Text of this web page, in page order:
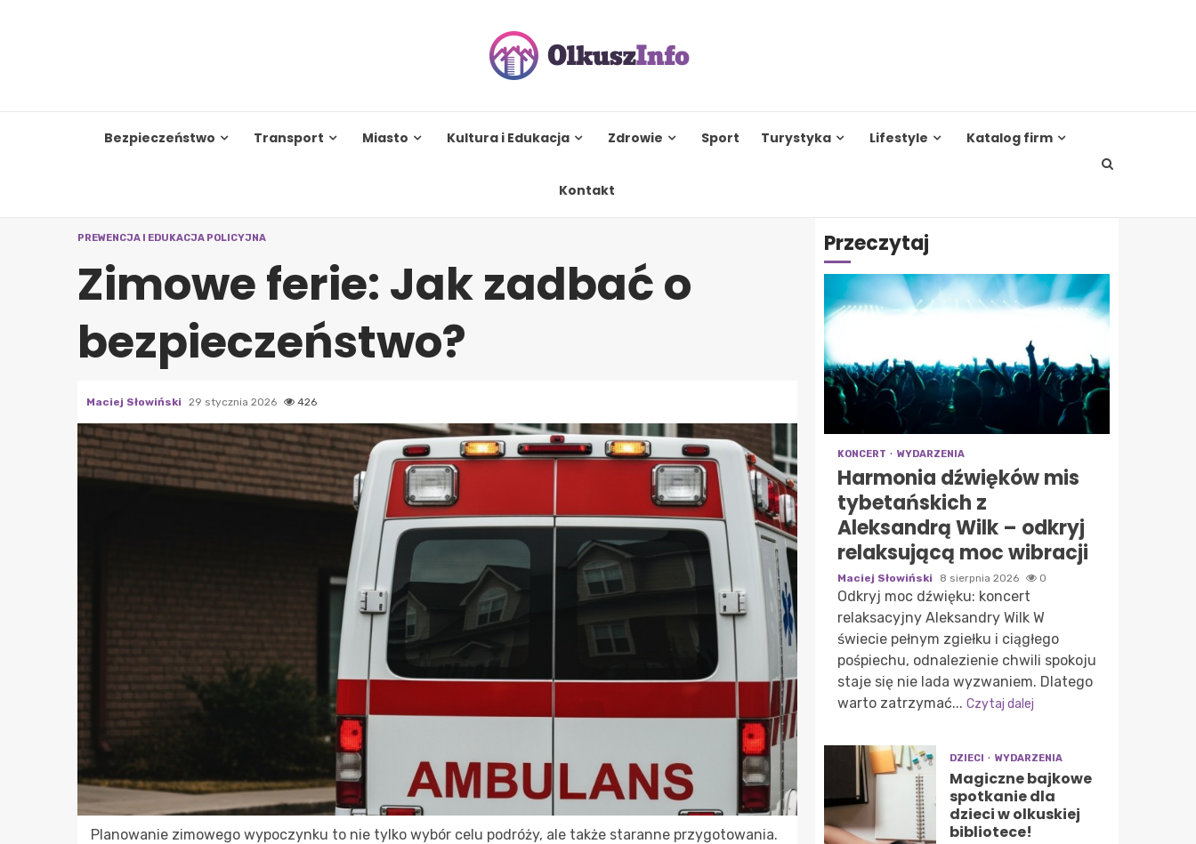
Bezpieczeństwo Transport Miasto Kultura i Edukacja Zdrowie Sport Turystyka Lifestyle Katalog firm
Kontakt
PREWENCJA I EDUKACJA POLICYJNA
Zimowe ferie: Jak zadbać o
bezpieczeństwo?
Maciej Słowiński 29 stycznia 2026 426
Planowanie zimowego wypoczynku to nie tylko wybór celu podróży, ale także staranne przygotowania.
Przeczytaj
KONCERT WYDARZENIA
Harmonia dźwięków mis
tybetańskich z
Aleksandrą Wilk – odkryj
relaksującą moc wibracji
Maciej Słowiński 8 sierpnia 2026 0
Odkryj moc dźwięku: koncert
relaksacyjny Aleksandry Wilk W
świecie pełnym zgiełku i ciągłego
pośpiechu, odnalezienie chwili spokoju
staje się nie lada wyzwaniem. Dlatego
warto zatrzymać... Czytaj dalej
DZIECI WYDARZENIA
Magiczne bajkowe
spotkanie dla
dzieci w olkuskiej
bibliotece!